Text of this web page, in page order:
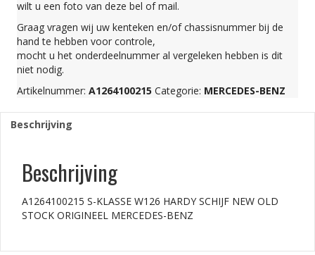
wilt u een foto van deze bel of mail.
Graag vragen wij uw kenteken en/of chassisnummer bij de
hand te hebben voor controle,
mocht u het onderdeelnummer al vergeleken hebben is dit
niet nodig.
Artikelnummer: A1264100215 Categorie: MERCEDES-BENZ
Beschrijving
Beschrijving
A1264100215 S-KLASSE W126 HARDY SCHIJF NEW OLD
STOCK ORIGINEEL MERCEDES-BENZ